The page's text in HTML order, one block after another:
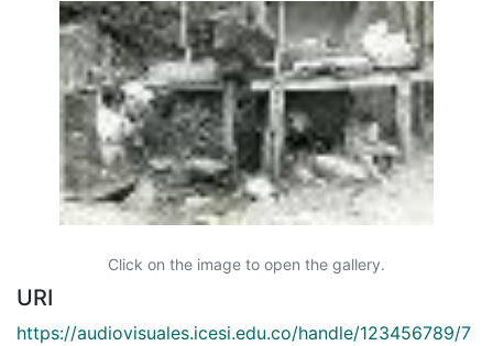
Click on the image to open the gallery.
URI
https://audiovisuales.icesi.edu.co/handle/123456789/7